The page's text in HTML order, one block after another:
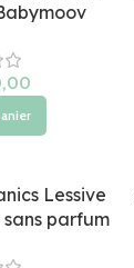
Lessive
parfum